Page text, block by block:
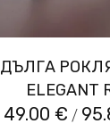
ДЪЛГА
ELEGANT
49.00 € /